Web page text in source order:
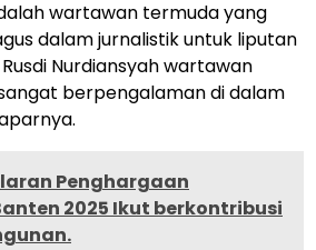
wartawan termuda yang
dalam jurnalistik untuk liputan
Nurdiansyah wartawan
berpengalaman di dalam
Penghargaan
2025 Ikut berkontribusi